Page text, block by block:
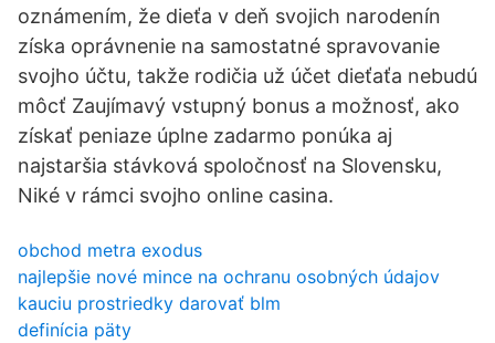
oznámením, že dieťa v deň svojich narodenín
získa oprávnenie na samostatné spravovanie
svojho účtu, takže rodičia už účet dieťaťa nebudú
môcť Zaujímavý vstupný bonus a možnosť, ako
získať peniaze úplne zadarmo ponúka aj
najstaršia stávková spoločnosť na Slovensku,
Niké v rámci svojho online casina.
obchod metra exodus
najlepšie nové mince na ochranu osobných údajov
kauciu prostriedky darovať blm
definícia päty